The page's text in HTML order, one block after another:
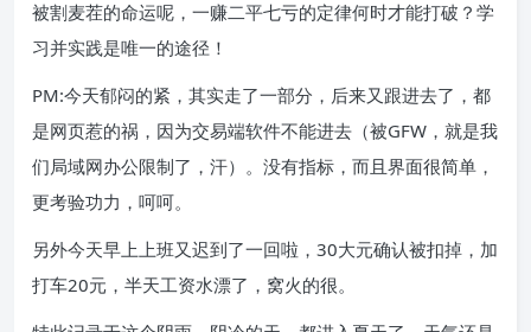
被割麦茬的命运呢，一赚二平七亏的定律何时才能打破？学
习并实践是唯一的途径！
PM:今天郁闷的紧，其实走了一部分，后来又跟进去了，都
是网页惹的祸，因为交易端软件不能进去（被GFW，就是我
们局域网办公限制了，汗）。没有指标，而且界面很简单，
更考验功力，呵呵。
另外今天早上上班又迟到了一回啦，30大元确认被扣掉，加
打车20元，半天工资水漂了，窝火的很。